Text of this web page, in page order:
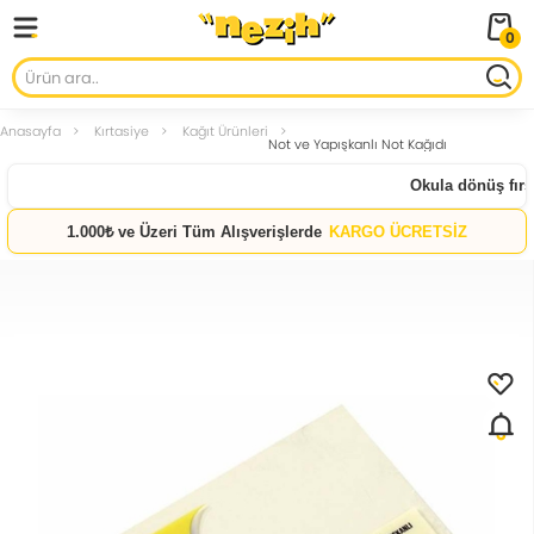
0
Anasayfa Kırtasiye Kağıt Ürünleri
Not ve Yapışkanlı Not Kağıdı
Okula dönüş
1.000₺ ve Üzeri Tüm Alışverişlerde KARGO ÜCRETSİZ